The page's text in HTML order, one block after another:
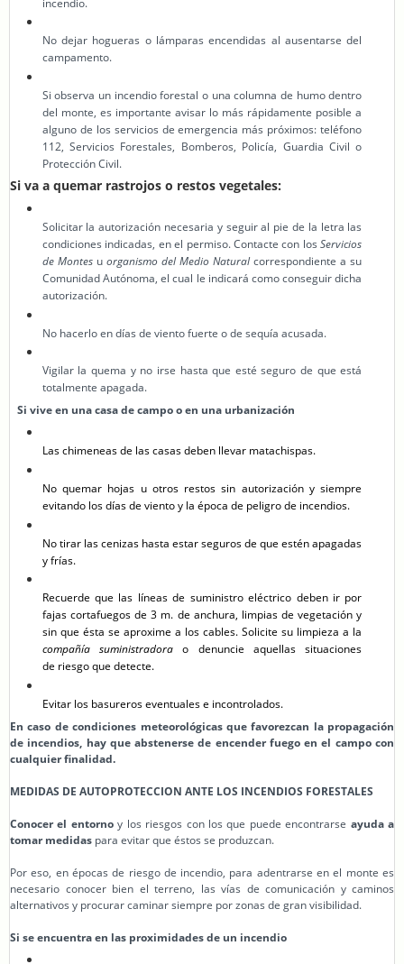
No dejar hogueras o lámparas encendidas al ausentarse del
campamento.
Si observa un incendio forestal o una columna de humo dentro
del monte, es importante avisar lo más rápidamente posible a
alguno de los servicios de emergencia más próximos: teléfono
112, Servicios Forestales, Bomberos, Policía, Guardia Civil o
Protección Civil.
Si va a quemar rastrojos o restos vegetales:
Solicitar la autorización necesaria y seguir al pie de la letra las
condiciones indicadas, en el permiso. Contacte con losServicios
de Montesu organismo del Medio Naturalcorrespondiente a su
Comunidad Autónoma, el cual le indicará como conseguir dicha
autorización.
No hacerlo en días de viento fuerte o de sequía acusada.
Vigilar la quema y no irse hasta que esté seguro de que está
totalmente apagada.
Si vive en una casa de campo o en una urbanización
Las chimeneas de las casas deben llevar matachispas.
No quemar hojas u otros restos sin autorización y siempre
evitando los días de viento y la época de peligro de incendios.
No tirar las cenizas hasta estar seguros de que estén apagadas
y frías.
Recuerde que las líneas de suministro eléctrico deben ir por
fajas cortafuegos de 3 m. de anchura, limpias de vegetación y
sin que ésta se aproxime a los cables. Solicite su limpieza a la
compañía suministradorao denuncie aquellas situaciones
de riesgo que detecte.
Evitar los basureros eventuales e incontrolados.
En caso de condiciones meteorológicas que favorezcan la propagación
de incendios, hay que abstenerse de encender fuego en el campo con
cualquier finalidad.
MEDIDAS DE AUTOPROTECCION ANTE LOS INCENDIOS FORESTALES
Conocer el entornoy los riesgos con los que puede encontrarse ayuda a
tomar medidas para evitar que éstos se produzcan.
Por eso, en épocas de riesgo de incendio, para adentrarse en el monte es
necesario conocer bien el terreno, las vías de comunicación y caminos
alternativos y procurar caminar siempre por zonas de gran visibilidad.
Si se encuentra en las proximidades de un incendio